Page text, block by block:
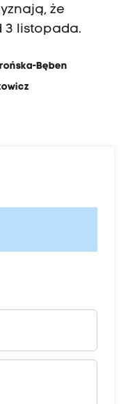
że
3 listopada.
Bęben